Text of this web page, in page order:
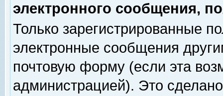
электронного сообщения,
Только зарегистрированные
электронные сообщения
почтовую форму (если эта
администрацией). Это